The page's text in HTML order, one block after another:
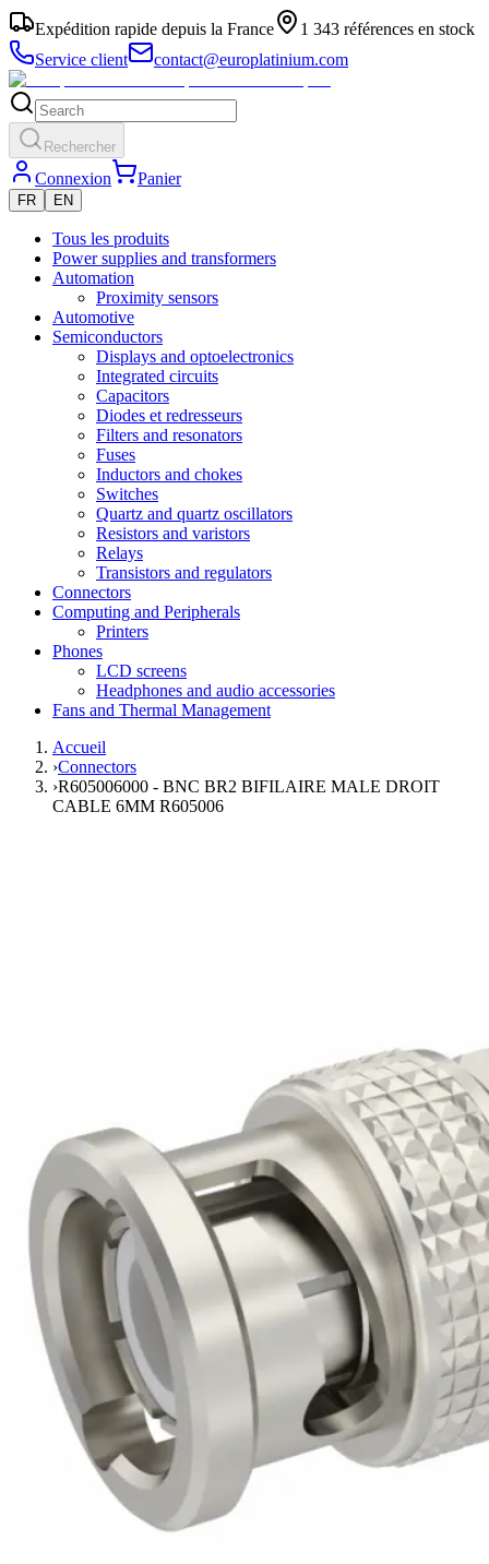
Expédition rapide depuis la France
1 343 références en stock
Service client
contact@europlatinium.com
Rechercher
Connexion Panier
FR EN
Tous les produits
Power supplies and transformers
Automation
Proximity sensors
Automotive
Semiconductors
Displays and optoelectronics
Integrated circuits
Capacitors
Diodes et redresseurs
Filters and resonators
Fuses
Inductors and chokes
Switches
Quartz and quartz oscillators
Resistors and varistors
Relays
Transistors and regulators
Connectors
Computing and Peripherals
Printers
Phones
LCD screens
Headphones and audio accessories
Fans and Thermal Management
Accueil
›Connectors
›R605006000 - BNC BR2 BIFILAIRE MALE DROIT
CABLE 6MM R605006